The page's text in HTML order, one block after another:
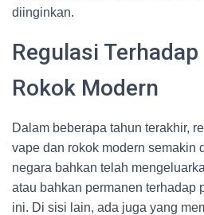
diinginkan.
Regulasi
Rokok Modern
Dalam beberapa tahun terakhir,
vape dan rokok modern semakin
negara bahkan telah
atau bahkan permanen terhadap
ini. Di sisi lain, ada juga yang